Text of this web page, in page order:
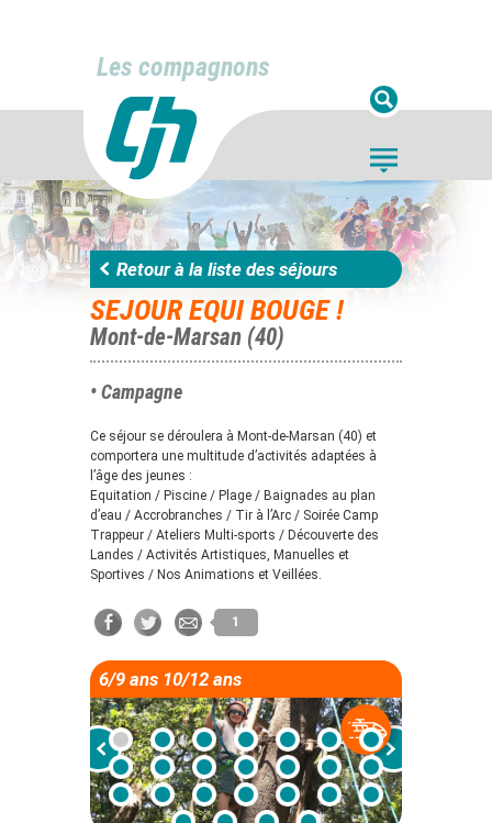
Les compagnons
Retour à la liste des séjours
SEJOUR EQUI BOUGE !
Mont-de-Marsan (40)
• Campagne
Ce séjour se déroulera à Mont-de-Marsan (40) et
comportera une multitude d’activités adaptées à
l’âge des jeunes :
Equitation / Piscine / Plage / Baignades au plan
d’eau / Accrobranches / Tir à l’Arc / Soirée Camp
Trappeur / Ateliers Multi-sports / Découverte des
Landes / Activités Artistiques, Manuelles et
Sportives / Nos Animations et Veillées.
1
6/9 ans 10/12 ans